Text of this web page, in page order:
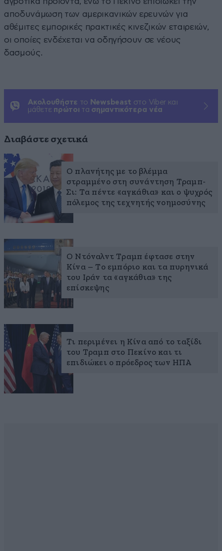
αποδυνάμωση των αμερικανικών ερευνών για
αθέμιτες εμπορικές πρακτικές κινεζικών εταιρειών,
οι οποίες ενδέχεται να οδηγήσουν σε νέους
δασμούς.
Ακολουθήστε το Newsbeast στο Viber και
μάθετε πρώτοι τα σημαντικότερα νέα
Διαβάστε σχετικά
Ο πλανήτης με το βλέμμα
στραμμένο στη συνάντηση Τραμπ-
Σι: Τα πέντε «αγκάθια» και ο ψυχρός
πόλεμος της τεχνητής νοημοσύνης
Ο Ντόναλντ Τραμπ έφτασε στην
Κίνα – Το εμπόριο και τα πυρηνικά
του Ιράν τα «αγκάθια» της
επίσκεψης
Τι περιμένει η Κίνα από το ταξίδι
του Τραμπ στο Πεκίνο και τι
επιδιώκει ο πρόεδρος των ΗΠΑ